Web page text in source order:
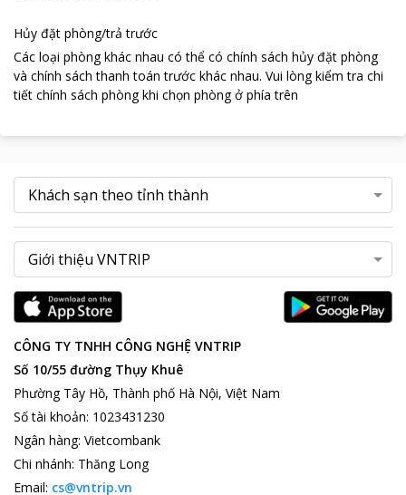
Hủy đặt phòng/trả trước
Các loại phòng khác nhau có thể có chính sách hủy đặt phòng
và chính sách thanh toán trước khác nhau. Vui lòng kiểm tra chi
tiết chính sách phòng khi chọn phòng ở phía trên
CÔNG TY TNHH CÔNG NGHỆ VNTRIP
Số 10/55 đường Thụy Khuê
Phường Tây Hồ, Thành phố Hà Nội, Việt Nam
Số tài khoản: 1023431230
Ngân hàng: Vietcombank
Chi nhánh: Thăng Long
Email: cs@vntrip.vn